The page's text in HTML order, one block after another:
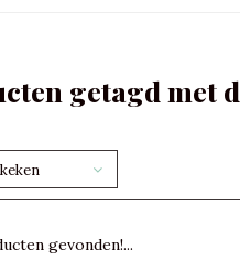
getagd met
gevonden!...